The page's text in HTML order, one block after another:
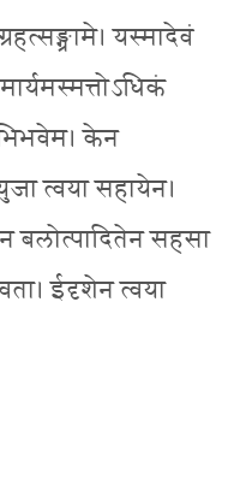
यस्मादेवं
केन
त्वया सहायेन।
बलोत्पादितेन सहसा
ईदृशेन त्वया